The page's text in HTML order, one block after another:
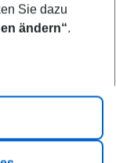
Sie dazu
ändern“.